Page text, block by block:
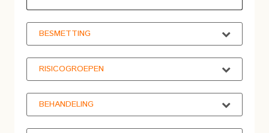
BESMETTING
RISICOGROEPEN
BEHANDELING